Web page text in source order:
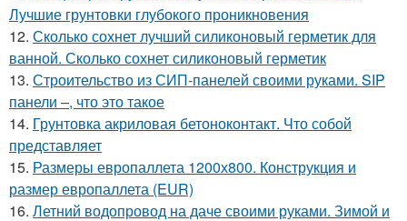
Лучшие грунтовки глубокого проникновения
12. Сколько сохнет лучший силиконовый герметик для
ванной. Сколько сохнет силиконовый герметик
13. Строительство из СИП-панелей своими руками. SIP
панели –, что это такое
14. Грунтовка акриловая бетоноконтакт. Что собой
представляет
15. Размеры европаллета 1200х800. Конструкция и
размер европаллета (EUR)
16. Летний водопровод на даче своими руками. Зимой и